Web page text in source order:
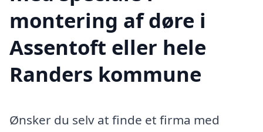
montering af døre i
Assentoft eller hele
Randers kommune
Ønsker du selv at finde et firma med